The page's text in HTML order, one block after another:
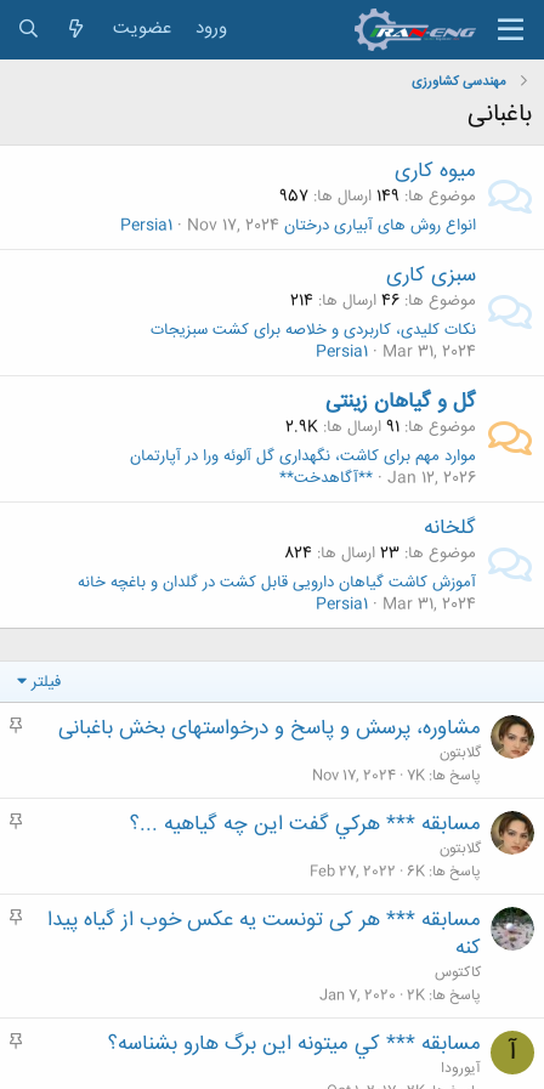
ورود عضویت
مهندسی کشاورزی
باغبانی
میوه کاری
موضوع ها 149 ارسال ها 957
انواع روش های آبیاری درختان Nov 17, 2024
Persia1
سبزی کاری
موضوع ها 46ارسال ها 214
نکات کلیدی، کاربردی و خلاصه برای کشت سبزیجات
Mar 31, 2024
Persia1
گل و گیاهان زینتی
موضوع ها 91ارسال ها 2.9K
موارد مهم برای کاشت، نگهداری گل آلوئه ورا در آپارتمان
Jan 12, 2026 **آگاهدخت**
گلخانه
موضوع ها 23ارسال ها 824
آموزش کاشت گیاهان دارویی قابل کشت در گلدان و باغچه خانه
Mar 31, 2024
Persia1
فیلتر
م
مشاوره، پرسش و پاسخ و درخواستهای بخش باغبانی
گلابتون
پاسخ ها 7K
Nov 17, 2024
م
مسابقه *** هركي گفت اين چه گياهيه ...؟
گلابتون
پاسخ ها 6K
Feb 27, 2022
م
مسابقه *** هر کی تونست یه عکس خوب از گیاه پیدا
کنه
کاکتوس
پاسخ ها 2K
Jan 7, 2020
آ
م
مسابقه *** كي ميتونه اين برگ هارو بشناسه؟
آیورودا